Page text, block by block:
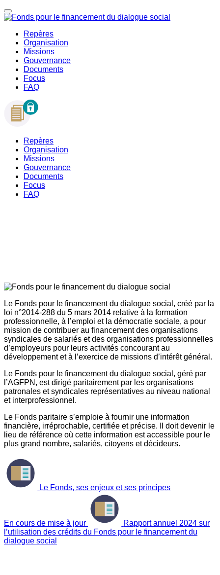
Repères
Organisation
Missions
Gouvernance
Documents
Focus
FAQ
Repères
Organisation
Missions
Gouvernance
Documents
Focus
FAQ
Le Fonds pour le financement du dialogue social, créé par la
loi n°2014-288 du 5 mars 2014 relative à la formation
professionnelle, à l’emploi et la démocratie sociale, a pour
mission de contribuer au financement des organisations
syndicales de salariés et des organisations professionnelles
d’employeurs pour leurs activités concourant au
développement et à l’exercice de missions d’intérêt général.
Le Fonds pour le financement du dialogue social, géré par
l’AGFPN, est dirigé paritairement par les organisations
patronales et syndicales représentatives au niveau national
et interprofessionnel.
Le Fonds paritaire s’emploie à fournir une information
financière, irréprochable, certifiée et précise. Il doit devenir le
lieu de référence où cette information est accessible pour le
plus grand nombre, salariés, citoyens et décideurs.
Le Fonds, ses enjeux et ses principes
En cours de mise à jour
Rapport annuel 2024 sur
l’utilisation des crédits du Fonds pour le financement du
dialogue social